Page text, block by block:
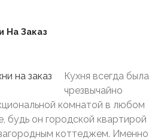
На Заказ
Кухня всегда была
чрезвычайно
комнатой в любом
будь он городской квартирой
коттеджем. Именно